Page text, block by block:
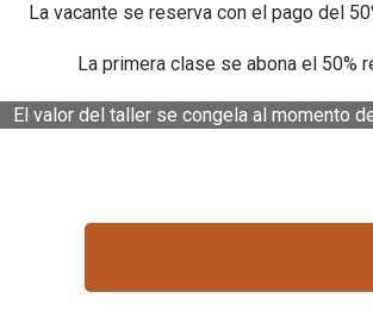
La vacante se reserva con el pago del
La primera clase se abona el 50%
El valor del taller se congela al momento